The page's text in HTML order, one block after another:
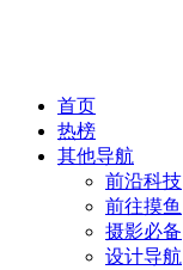
首页
热榜
其他导航
前沿科技
前往摸鱼
摄影必备
设计导航